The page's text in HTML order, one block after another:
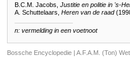
B.C.M. Jacobs, Justitie en politie in 's-
A. Schuttelaars, Heren van de raad
n: vermelding in een voetnoot
Bossche Encyclopedie | A.F.A.M. (Ton)